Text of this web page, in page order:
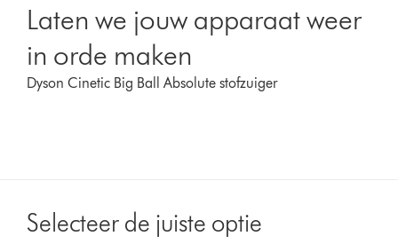
Laten we jouw apparaat weer
in orde maken
Dyson Cinetic Big Ball Absolute stofzuiger
Selecteer de juiste optie